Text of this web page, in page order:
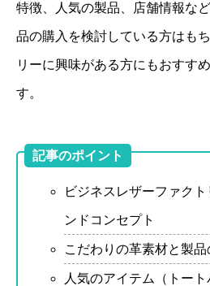
特徴、人気の製品、店舗情報な
品の購入を検討している方はも
リーに興味がある方にもおすす
す。
記事のポイント
ビジネスレザーファク
ンドコンセプト
こだわりの革素材と製
人気のアイテム（トー